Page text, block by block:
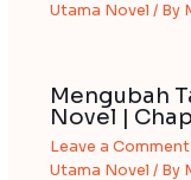
Utama Novel / By
Mengubah
Novel |
Leave a Comment
Utama Novel / By